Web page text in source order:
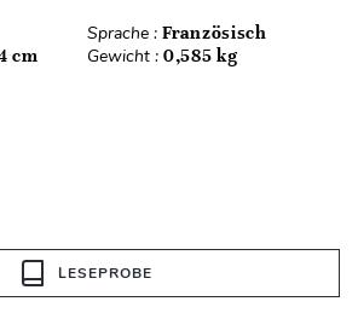
Sprache : Französisch
cm Gewicht : 0,585 kg
LESEPROBE